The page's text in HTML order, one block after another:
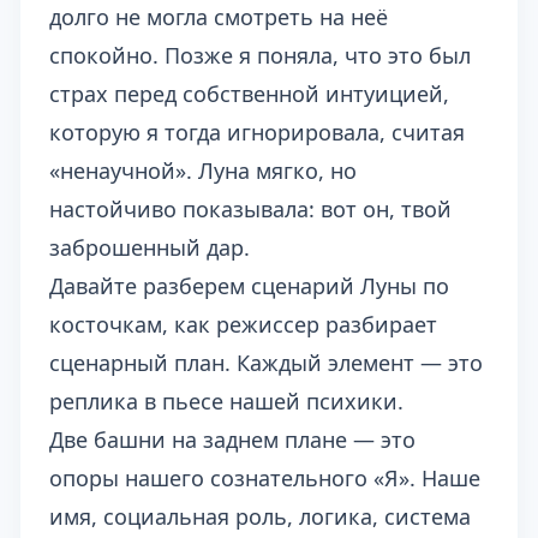
долго не могла смотреть на неё
спокойно. Позже я поняла, что это был
страх перед собственной интуицией,
которую я тогда игнорировала, считая
«ненаучной». Луна мягко, но
настойчиво показывала: вот он, твой
заброшенный дар.
Давайте разберем сценарий Луны по
косточкам, как режиссер разбирает
сценарный план. Каждый элемент — это
реплика в пьесе нашей психики.
Две башни на заднем плане — это
опоры нашего сознательного «Я». Наше
имя, социальная роль, логика, система